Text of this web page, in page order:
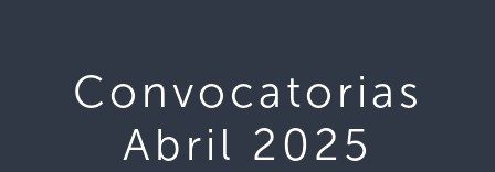
Convocatorias
Abril 2025